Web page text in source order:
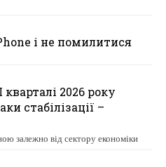
і не помилитися
2026 року
стабілізації –
залежно від сектору економіки